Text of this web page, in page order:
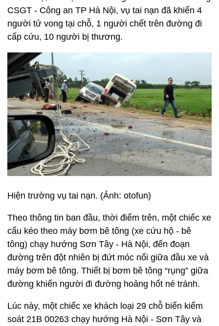
CSGT - Công an TP Hà Nội, vụ tai nạn đã khiến 4
người tử vong tại chỗ, 1 người chết trên đường đi
cấp cứu, 10 người bị thương.
Hiện trường vụ tai nạn. (Ảnh: otofun)
Theo thông tin ban đầu, thời điểm trên, một chiếc xe
cẩu kéo theo máy bơm bê tông (xe cứu hộ - bê
tông) chạy hướng Sơn Tây - Hà Nội, đến đoạn
đường trên đột nhiên bị đứt móc nối giữa đầu xe và
máy bơm bê tông. Thiết bị bơm bê tông “rụng” giữa
đường khiến người đi đường hoảng hốt né tránh.
Lúc này, một chiếc xe khách loại 29 chỗ biển kiểm
soát 21B 00263 chạy hướng Hà Nội - Sơn Tây và